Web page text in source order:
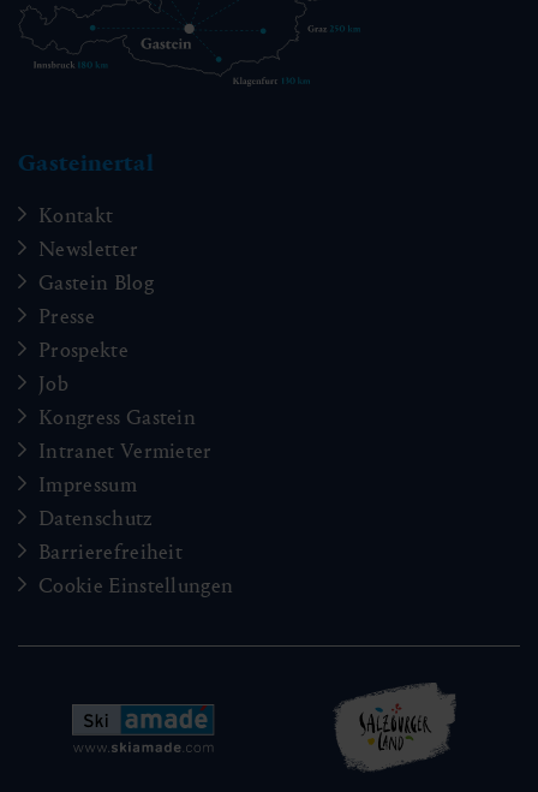
Gasteinertal
Kontakt
Newsletter
Gastein Blog
Presse
Prospekte
Job
Kongress Gastein
Intranet Vermieter
Impressum
Datenschutz
Barrierefreiheit
Cookie Einstellungen